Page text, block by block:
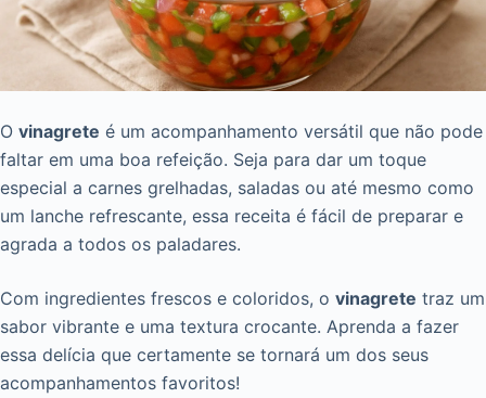
O vinagrete é um acompanhamento versátil que não pode
faltar em uma boa refeição. Seja para dar um toque
especial a carnes grelhadas, saladas ou até mesmo como
um lanche refrescante, essa receita é fácil de preparar e
agrada a todos os paladares.
Com ingredientes frescos e coloridos, o vinagrete traz um
sabor vibrante e uma textura crocante. Aprenda a fazer
essa delícia que certamente se tornará um dos seus
acompanhamentos favoritos!